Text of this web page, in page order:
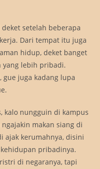
setelah beberapa
Dari tempat itu juga
hidup, deket banget
yang lebih pribadi.
gue juga kadang lupa
kalo nungguin di kampus
makan siang di
ajak kerumahnya, disini
pribadinya.
di negaranya, tapi